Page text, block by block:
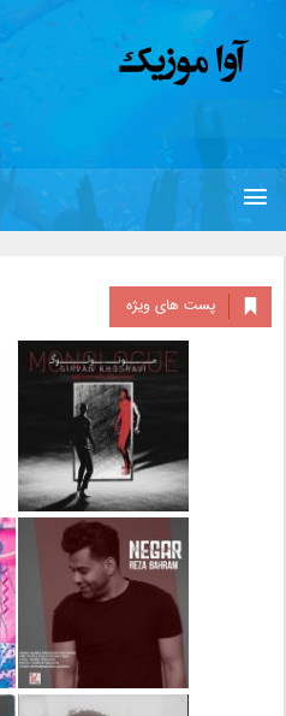
پست های ویژه
دانلود آلبوم جدید سیروان
خسروی بنام مونولوگ